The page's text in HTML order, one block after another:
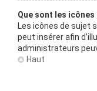
Que sont les icônes
Les icônes de sujet
peut insérer afin
administrateurs
Haut